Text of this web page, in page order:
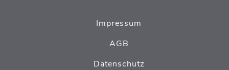
Impressum
AGB
Datenschutz